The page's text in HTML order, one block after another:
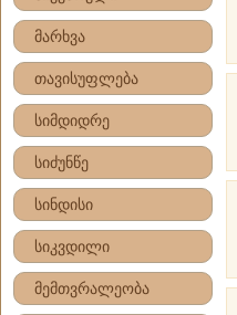
მარხვა
თავისუფლება
სიმდიდრე
სიძუნწე
სინდისი
სიკვდილი
მემთვრალეობა